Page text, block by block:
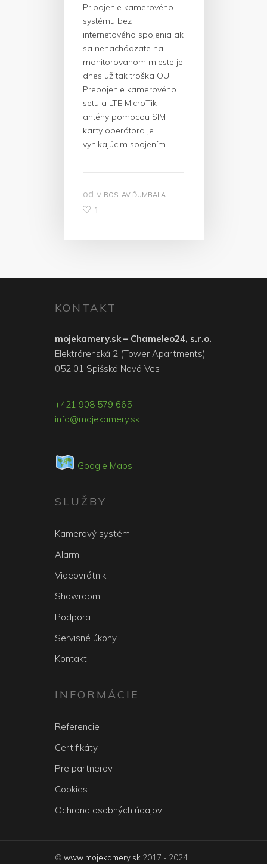
Pripojenie kamerového
systému bez
internetového spojenia ak
sa nenachádzate na
monitorovanom mieste je
dnes už tak troška OUT.
Prepojenie kamerového
setu a LTE MicroTik
antény pomocou SIM
karty operátora je
vynikajúcim spojením…
od MIROSLAV ĎUMBALA
1
KONTAKT
mojekamery.sk – Chameleo24, s.r.o.
Elektrárenská 2 (Tower Apartments)
052 01 Spišská Nová Ves
+421 908 579 665
info@mojekamery.sk
Google Maps
SLUŽBY
Kamerový systém
Alarm
Videovrátnik
Showroom
Podpora
Servisné úkony
Kontakt
INFORMÁCIE
Referencie
Certifikáty
Pre partnerov
Cookies
Ochrana osobných údajov
© www.mojekamery.sk 2017 - 2024